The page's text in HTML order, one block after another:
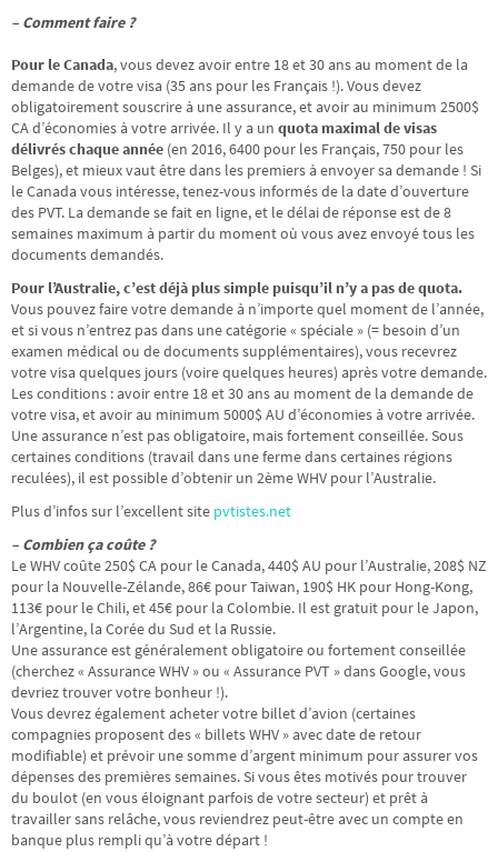
– Comment faire ?
Pour le Canada, vous devez avoir entre 18 et 30 ans au moment de la
demande de votre visa (35 ans pour les Français !). Vous devez
obligatoirement souscrire à une assurance, et avoir au minimum 2500$
CA d’économies à votre arrivée. Il y a un quota maximal de visas
délivrés chaque année (en 2016, 6400 pour les Français, 750 pour les
Belges), et mieux vaut être dans les premiers à envoyer sa demande ! Si
le Canada vous intéresse, tenez-vous informés de la date d’ouverture
des PVT. La demande se fait en ligne, et le délai de réponse est de 8
semaines maximum à partir du moment où vous avez envoyé tous les
documents demandés.
Pour l’Australie, c’est déjà plus simple puisqu’il n’y a pas de quota.
Vous pouvez faire votre demande à n’importe quel moment de l’année,
et si vous n’entrez pas dans une catégorie « spéciale » (= besoin d’un
examen médical ou de documents supplémentaires), vous recevrez
votre visa quelques jours (voire quelques heures) après votre demande.
Les conditions : avoir entre 18 et 30 ans au moment de la demande de
votre visa, et avoir au minimum 5000$ AU d’économies à votre arrivée.
Une assurance n’est pas obligatoire, mais fortement conseillée. Sous
certaines conditions (travail dans une ferme dans certaines régions
reculées), il est possible d’obtenir un 2ème WHV pour l’Australie.
Plus d’infos sur l’excellent site pvtistes.net
– Combien ça coûte ?
Le WHV coûte 250$ CA pour le Canada, 440$ AU pour l’Australie, 208$ NZ
pour la Nouvelle-Zélande, 86€ pour Taiwan, 190$ HK pour Hong-Kong,
113€ pour le Chili, et 45€ pour la Colombie. Il est gratuit pour le Japon,
l’Argentine, la Corée du Sud et la Russie.
Une assurance est généralement obligatoire ou fortement conseillée
(cherchez « Assurance WHV » ou « Assurance PVT » dans Google, vous
devriez trouver votre bonheur !).
Vous devrez également acheter votre billet d’avion (certaines
compagnies proposent des « billets WHV » avec date de retour
modifiable) et prévoir une somme d’argent minimum pour assurer vos
dépenses des premières semaines. Si vous êtes motivés pour trouver
du boulot (en vous éloignant parfois de votre secteur) et prêt à
travailler sans relâche, vous reviendrez peut-être avec un compte en
banque plus rempli qu’à votre départ !